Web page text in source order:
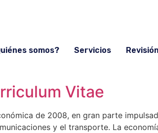
somos? Servicios
Vitae
de 2008, en gran parte
y el transporte. La